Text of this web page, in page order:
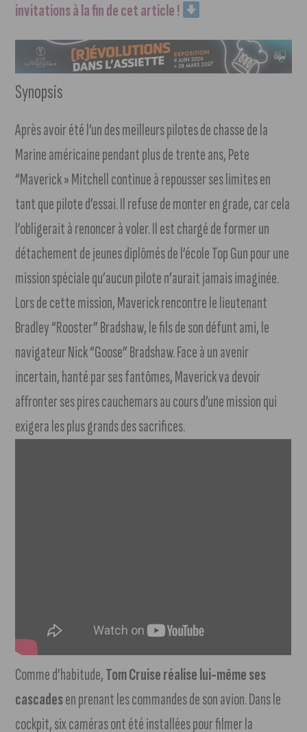
invitations à la fin de cet article !
Synopsis
Après avoir été l’un des meilleurs pilotes de chasse de la
Marine américaine pendant plus de trente ans, Pete
“Maverick » Mitchell continue à repousser ses limites en
tant que pilote d’essai. Il refuse de monter en grade, car cela
l’obligerait à renoncer à voler. Il est chargé de former un
détachement de jeunes diplômés de l’école Top Gun pour une
mission spéciale qu’aucun pilote n’aurait jamais imaginée.
Lors de cette mission, Maverick rencontre le lieutenant
Bradley “Rooster” Bradshaw, le fils de son défunt ami, le
navigateur Nick “Goose” Bradshaw. Face à un avenir
incertain, hanté par ses fantômes, Maverick va devoir
affronter ses pires cauchemars au cours d’une mission qui
exigera les plus grands des sacrifices.
Comme d’habitude,Tom Cruise réalise lui-même ses
cascadesen prenant les commandes de son avion. Dans le
cockpit, six caméras ont été installées pour filmer la